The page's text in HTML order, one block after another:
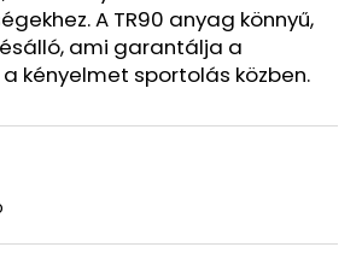
A TR90 anyag könnyű,
ami garantálja a
kényelmet sportolás közben.